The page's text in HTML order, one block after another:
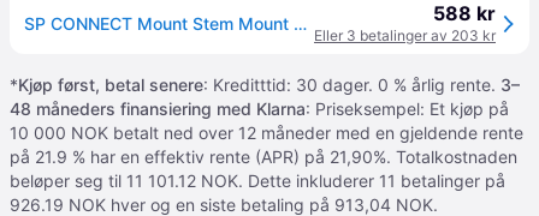
SP CONNECT Mount Stem Mount Pro 588 kr
Eller 3 betalinger av 203 kr
*Kjøp først, betal senere: Kreditttid: 30 dager. 0 % årlig rente. 3–
48 måneders finansiering med Klarna: Priseksempel: Et kjøp på
10 000 NOK betalt ned over 12 måneder med en gjeldende rente
på 21.9 % har en effektiv rente (APR) på 21,90%. Totalkostnaden
beløper seg til 11 101.12 NOK. Dette inkluderer 11 betalinger på
926.19 NOK hver og en siste betaling på 913,04 NOK.